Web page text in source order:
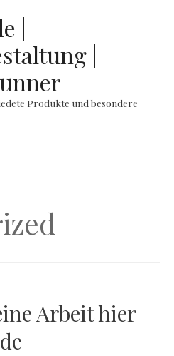
|
|
Produkte und besondere
Arbeit hier